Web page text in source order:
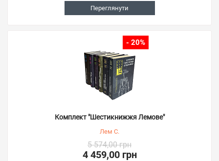
Переглянути
- 20%
Комплект "Шестикнижжя Лемове"
Лем С.
5 574,00 грн
4 459,00 грн